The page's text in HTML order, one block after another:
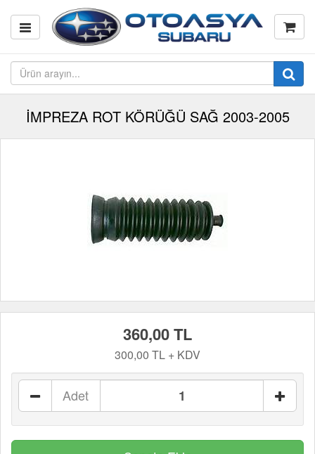
İMPREZA ROT KÖRÜĞÜ SAĞ 2003-2005
360,00 TL
300,00 TL + KDV
Adet